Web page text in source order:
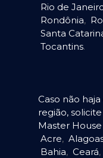
Rio de
Rondônia,
Santa
Tocantins.
Caso não
região,
Master
Acre,
Bahia, Ceará,